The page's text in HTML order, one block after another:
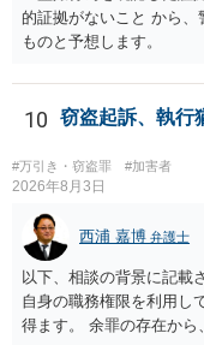
的証拠がないこと から
ものと予想します。
10 窃盗起訴、執行
#万引き・窃盗罪 #加害者
2026年8月3日
西浦 嘉博 弁護士
以下、相談の背景に記載
自身の職務権限を利用し
得ます。 余罪の存在か